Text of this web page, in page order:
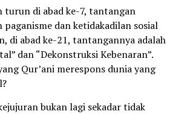
turun di abad ke-7, tantangan
paganisme dan ketidakadilan sosial
di abad ke-21, tantangannya adalah
dan “Dekonstruksi Kebenaran”.
Qur’ani merespons dunia yang
bukan lagi sekadar tidak